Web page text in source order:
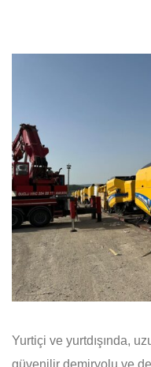
Yurtiçi ve yurtdışında,
güvenilir demiryolu ve